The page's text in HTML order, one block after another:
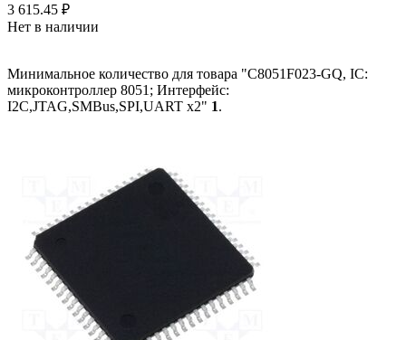
3 615.45 ₽
Нет в наличии
Минимальное количество для товара "C8051F023-GQ, IC:
микроконтроллер 8051; Интерфейс:
I2C,JTAG,SMBus,SPI,UART x2" 1.